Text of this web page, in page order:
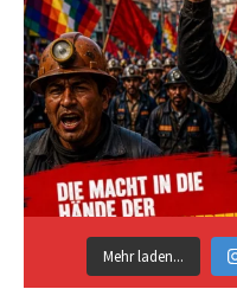
Mehr laden...